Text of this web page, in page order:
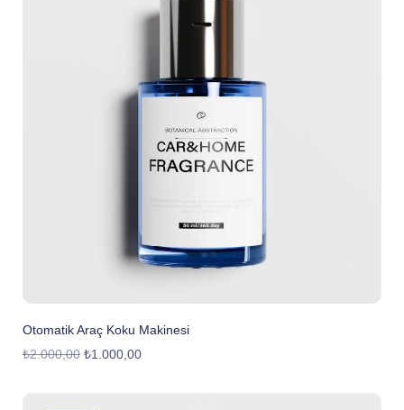
Otomatik Araç Koku Makinesi
₺2.000,00 ₺1.000,00